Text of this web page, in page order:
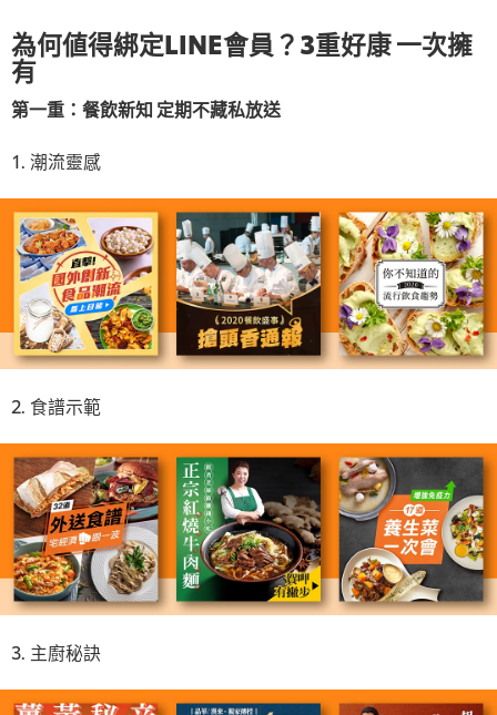
為何値得綁定LINE會員？3重好康 一次擁
有
第一重：餐飲新知 定期不藏私放送
1. 潮流靈感
2. 食譜示範
3. 主廚秘訣